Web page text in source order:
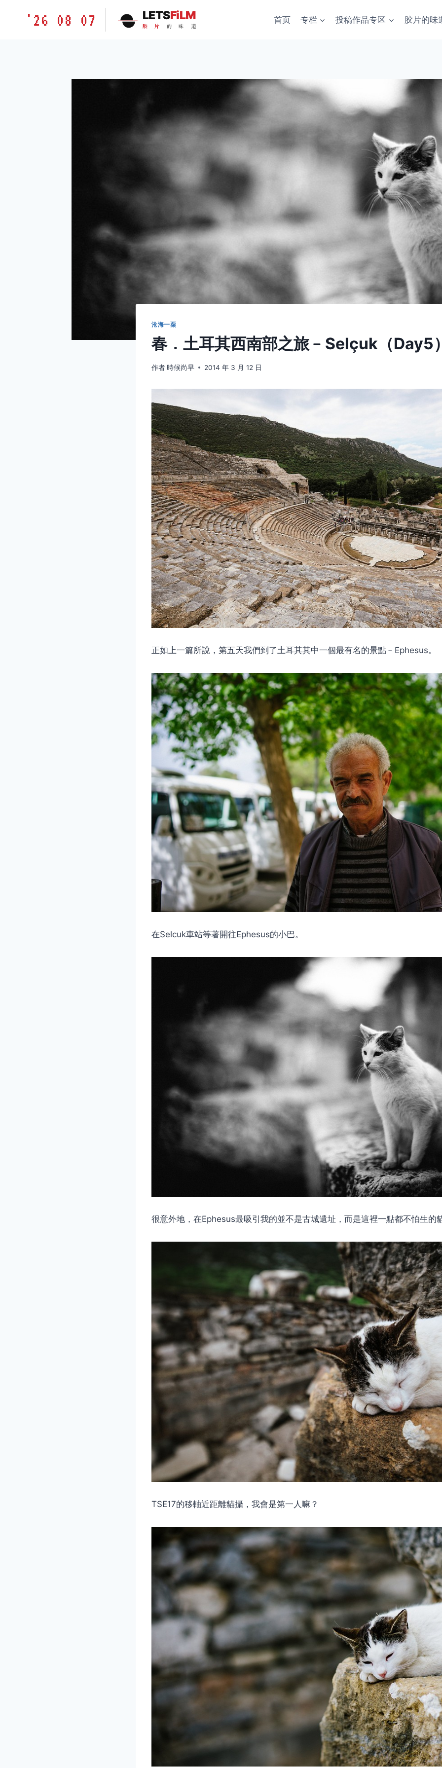
胶'26 08 07 LETSFiLM
胶 片 的 味 道
首页 专栏 投稿作品专区 胶片的味
沧海一粟
春．土耳其西南部之旅﹣Selçuk（Day5
作者時候尚早 2014 年 3 月 12 日
正如上一篇所說，第五天我們到了土耳其其中一個最有名的景點﹣Ephesus。
在Selcuk車站等著開往Ephesus的小巴。
很意外地，在Ephesus最吸引我的並不是古城遺址，而是這裡一點都不怕生的
TSE17的移軸近距離貓攝，我會是第一人嘛？